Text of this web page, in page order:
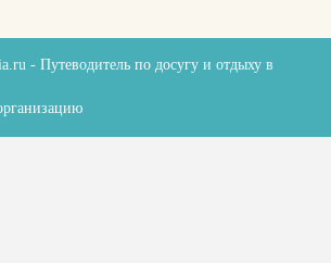
- Путеводитель по досугу и отдыху в